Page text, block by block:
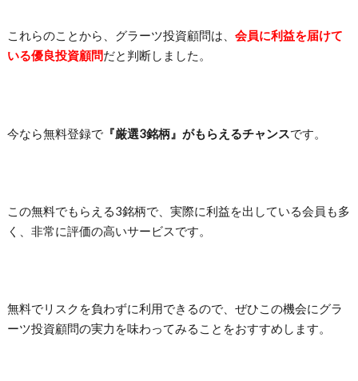
これらのことから、グラーツ投資顧問は、 会員に利益を届けて
いる優良投資顧問だと判断しました。
今なら無料登録で『厳選3銘柄』がもらえるチャンスです。
この無料でもらえる3銘柄で、実際に利益を出している会員も多
く、非常に評価の高いサービスです。
無料でリスクを負わずに利用できるので、ぜひこの機会にグラ
ーツ投資顧問の実力を味わってみることをおすすめします。